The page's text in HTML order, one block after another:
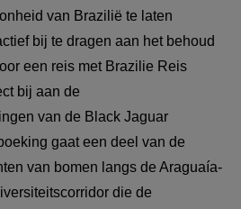
van Brazilië te laten
bij te dragen aan het behoud
een reis met Brazilie Reis
bij aan de
van de Black Jaguar
gaat een deel van de
van bomen langs de Araguaía-
die de